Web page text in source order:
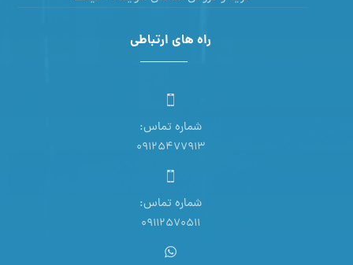
راه های ارتباطی
شماره تماس:
09125477913
شماره تماس:
09112570511